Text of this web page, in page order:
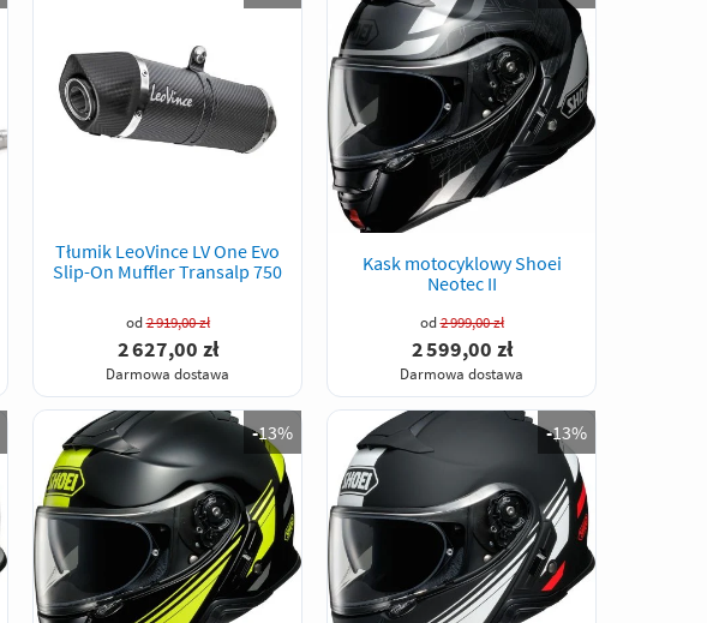
Tłumik LeoVince LV One Evo
Slip-On Muffler Transalp 750
od2 919,00 zł
2 627,00 zł
Darmowa dostawa
Kask motocyklowy Shoei
Neotec II
od2 999,00 zł
2 599,00 zł
Darmowa dostawa
-13% -13%